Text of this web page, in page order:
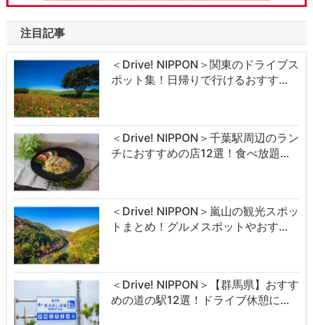
注目記事
＜Drive! NIPPON＞関東のドライブス
ポット集！日帰りで行けるおすす…
＜Drive! NIPPON＞千葉駅周辺のラン
チにおすすめの店12選！食べ放題…
＜Drive! NIPPON＞嵐山の観光スポッ
トまとめ！グルメスポットやおす…
＜Drive! NIPPON＞【群馬県】おすす
めの道の駅12選！ドライブ休憩に…